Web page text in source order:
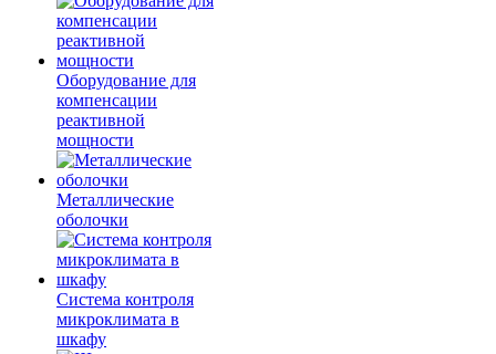
Оборудование для
компенсации
реактивной
мощности
Металлические
оболочки
Система контроля
микроклимата в
шкафу